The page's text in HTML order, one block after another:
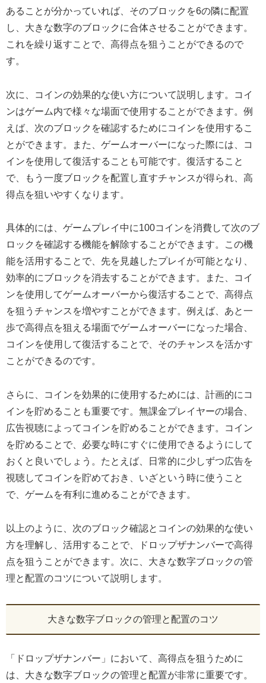
あることが分かっていれば、そのブロックを6の隣に配置
し、大きな数字のブロックに合体させることができます。
これを繰り返すことで、高得点を狙うことができるので
す。
次に、コインの効果的な使い方について説明します。コイ
ンはゲーム内で様々な場面で使用することができます。例
えば、次のブロックを確認するためにコインを使用するこ
とができます。また、ゲームオーバーになった際には、コ
インを使用して復活することも可能です。復活すること
で、もう一度ブロックを配置し直すチャンスが得られ、高
得点を狙いやすくなります。
具体的には、ゲームプレイ中に100コインを消費して次のブ
ロックを確認する機能を解除することができます。この機
能を活用することで、先を見越したプレイが可能となり、
効率的にブロックを消去することができます。また、コイ
ンを使用してゲームオーバーから復活することで、高得点
を狙うチャンスを増やすことができます。例えば、あと一
歩で高得点を狙える場面でゲームオーバーになった場合、
コインを使用して復活することで、そのチャンスを活かす
ことができるのです。
さらに、コインを効果的に使用するためには、計画的にコ
インを貯めることも重要です。無課金プレイヤーの場合、
広告視聴によってコインを貯めることができます。コイン
を貯めることで、必要な時にすぐに使用できるようにして
おくと良いでしょう。たとえば、日常的に少しずつ広告を
視聴してコインを貯めておき、いざという時に使うこと
で、ゲームを有利に進めることができます。
以上のように、次のブロック確認とコインの効果的な使い
方を理解し、活用することで、ドロップザナンバーで高得
点を狙うことができます。次に、大きな数字ブロックの管
理と配置のコツについて説明します。
大きな数字ブロックの管理と配置のコツ
「ドロップザナンバー」において、高得点を狙うために
は、大きな数字ブロックの管理と配置が非常に重要です。